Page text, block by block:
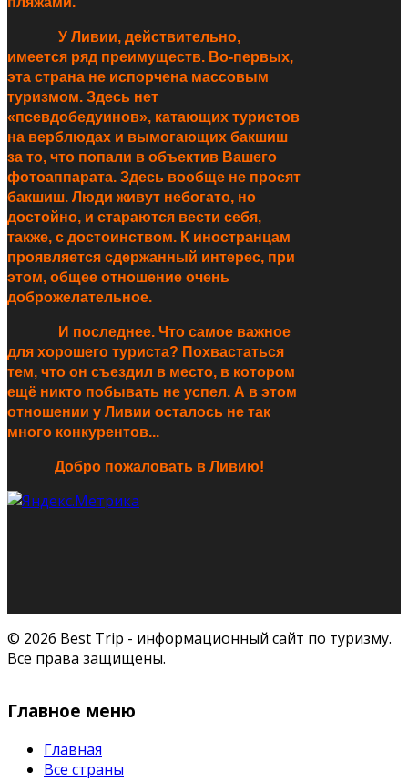
У Ливии, действительно,
имеется ряд преимуществ. Во-первых,
эта страна не испорчена массовым
туризмом. Здесь нет
«псевдобедуинов», катающих туристов
на верблюдах и вымогающих бакшиш
за то, что попали в объектив Вашего
фотоаппарата. Здесь вообще не просят
бакшиш. Люди живут небогато, но
достойно, и стараются вести себя,
также, с достоинством. К иностранцам
проявляется сдержанный интерес, при
этом, общее отношение очень
доброжелательное.
И последнее. Что самое важное
для хорошего туриста? Похвастаться
тем, что он съездил в место, в котором
ещё никто побывать не успел. А в этом
отношении у Ливии осталось не так
много конкурентов...
Добро пожаловать в Ливию!
© 2026 Best Trip - информационный сайт по туризму.
Все права защищены.
Главное меню
Главная
Все страны